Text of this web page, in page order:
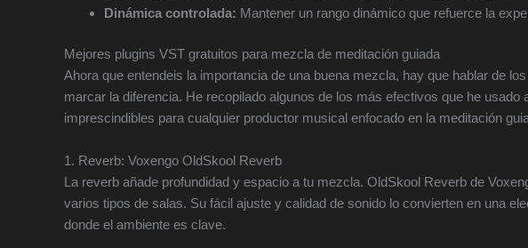
Dinámica controlada: Mantener un rango dinámico que refuerce la
Mejores plugins VST gratuitos para mezcla de meditación guiada
Ahora que entendeis la importancia de una buena mezcla, hay que hablar de los
marcar la diferencia. He recopilado algunos de los más efectivos que he usado
imprescindibles para cualquier productor musical enfocado en la meditación
1. Reverb: Voxengo OldSkool Reverb
La reverb añade profundidad y espacio a tu mezcla. OldSkool Reverb de
varios tipos de salas. Su fácil ajuste y calidad de sonido lo convierten en una
donde el ambiente es clave.